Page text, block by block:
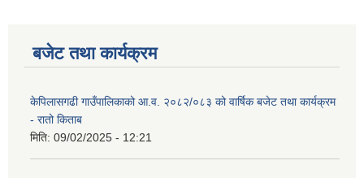
बजेट तथा कार्यक्रम
केपिलासगढी गाउँपालिकाको आ.व. २०८२/०८३ को वार्षिक बजेट तथा कार्यक्रम
- रातो किताब
मिति: 09/02/2025 - 12:21